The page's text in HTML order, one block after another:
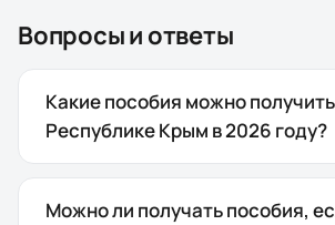
Вопросы и ответы
Какие пособия можно
Республике Крым в 2026 году?
Можно ли получать пособия,